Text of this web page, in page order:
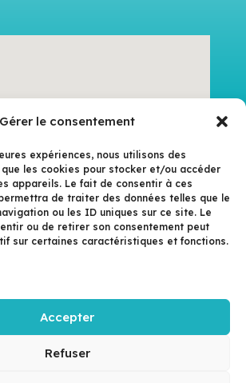
Gérer le consentement
expériences, nous utilisons des
les cookies pour stocker et/ou accéder
appareils. Le fait de consentir à ces
de traiter des données telles que le
ou les ID uniques sur ce site. Le
ou de retirer son consentement peut
sur certaines caractéristiques et fonctions.
Accepter
Refuser